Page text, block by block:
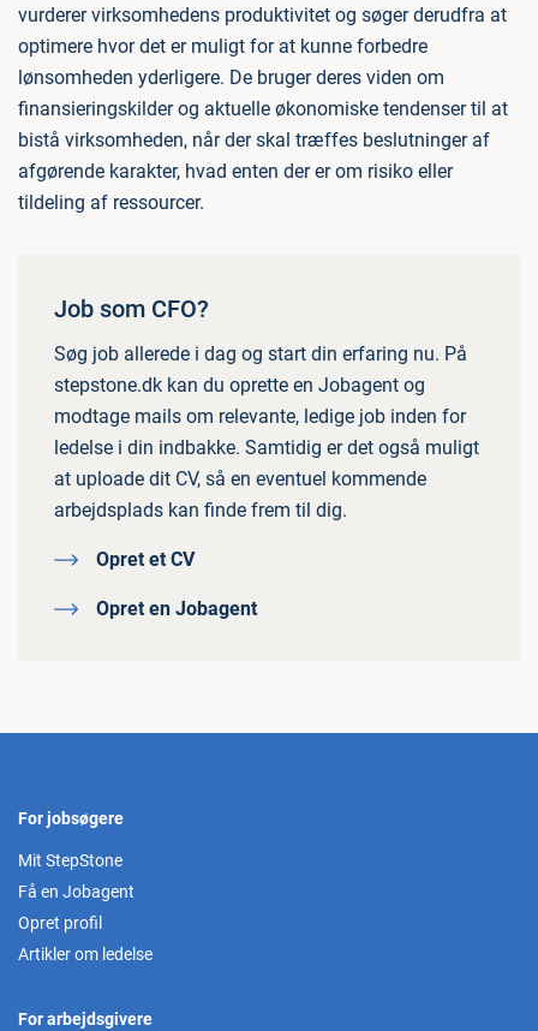
vurderer virksomhedens produktivitet og søger derudfra at
optimere hvor det er muligt for at kunne forbedre
lønsomheden yderligere. De bruger deres viden om
finansieringskilder og aktuelle økonomiske tendenser til at
bistå virksomheden, når der skal træffes beslutninger af
afgørende karakter, hvad enten der er om risiko eller
tildeling af ressourcer.
Job som CFO?
Søg job allerede i dag og start din erfaring nu. På
stepstone.dk kan du oprette en Jobagent og
modtage mails om relevante, ledige job inden for
ledelse i din indbakke. Samtidig er det også muligt
at uploade dit CV, så en eventuel kommende
arbejdsplads kan finde frem til dig.
Opret et CV
Opret en Jobagent
For jobsøgere
Mit StepStone
Få en Jobagent
Opret profil
Artikler om ledelse
For arbejdsgivere